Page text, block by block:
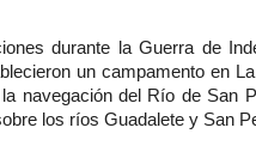
durante la Guerra de
un campamento en
navegación del Río de
los ríos Guadalete y San